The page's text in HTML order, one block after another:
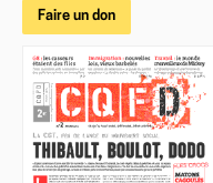
Faire un don